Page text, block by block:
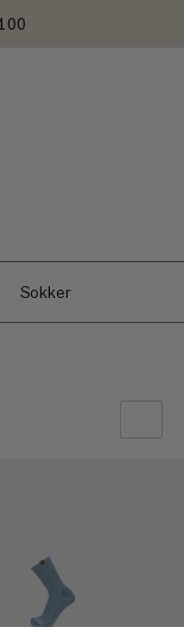
Sokker
HØJ TIL LAV
ER NYT